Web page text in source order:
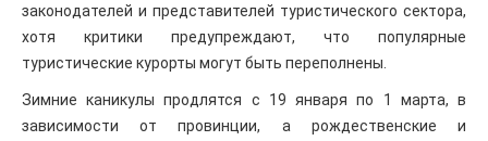
законодателей и представителей туристического сектора,
хотя критики предупреждают, что популярные
туристические курорты могут быть переполнены.
Зимние каникулы продлятся с 19 января по 1 марта, в
зависимости от провинции, а рождественские и